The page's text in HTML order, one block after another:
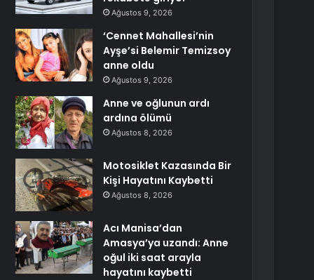
Ağustos 9, 2026
‘Cennet Mahallesi’nin
Ayşe’si Belemir Temizsoy
anne oldu
Ağustos 9, 2026
Anne ve oğlunun ardı
ardına ölümü
Ağustos 8, 2026
Motosiklet Kazasında Bir
Kişi Hayatını Kaybetti
Ağustos 8, 2026
Acı Manisa’dan
Amasya’ya uzandı: Anne
oğul iki saat arayla
hayatını kaybetti